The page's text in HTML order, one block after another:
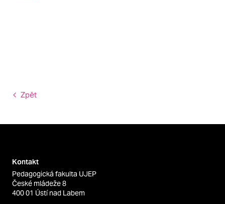
Zpět
Kontakt
Pedagogická fakulta UJEP
České mládeže 8
400 01 Ústí nad Labem